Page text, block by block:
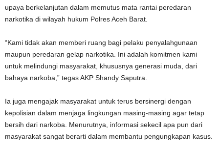
upaya berkelanjutan dalam memutus mata rantai peredaran
narkotika di wilayah hukum Polres Aceh Barat.
“Kami tidak akan memberi ruang bagi pelaku penyalahgunaan
maupun peredaran gelap narkotika. Ini adalah komitmen kami
untuk melindungi masyarakat, khususnya generasi muda, dari
bahaya narkoba,” tegas AKP Shandy Saputra.
Ia juga mengajak masyarakat untuk terus bersinergi dengan
kepolisian dalam menjaga lingkungan masing-masing agar tetap
bersih dari narkoba. Menurutnya, informasi sekecil apa pun dari
masyarakat sangat berarti dalam membantu pengungkapan kasus.